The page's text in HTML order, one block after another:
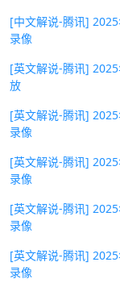
[中文解说-腾讯]
录像
[英文解说-腾讯]
放
[英文解说-腾讯]
录像
[英文解说-腾讯]
录像
[英文解说-腾讯]
录像
[英文解说-腾讯]
录像